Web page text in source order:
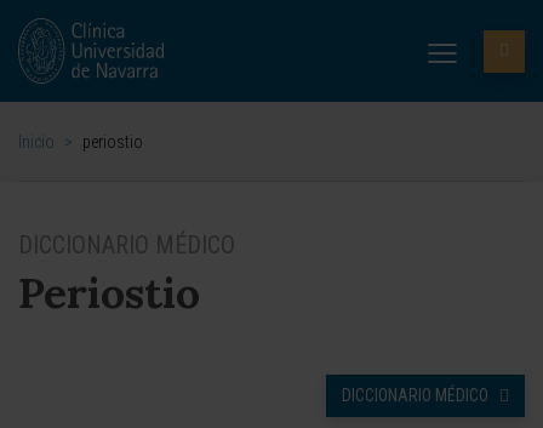
Inicio > periostio
DICCIONARIO MÉDICO
Periostio
DICCIONARIO MÉDICO